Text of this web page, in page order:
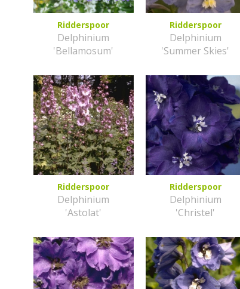
Ridderspoor
Delphinium
'Bellamosum'
Ridderspoor
Delphinium
'Summer Skies'
Ridderspoor
Delphinium
'Astolat'
Ridderspoor
Delphinium
'Christel'